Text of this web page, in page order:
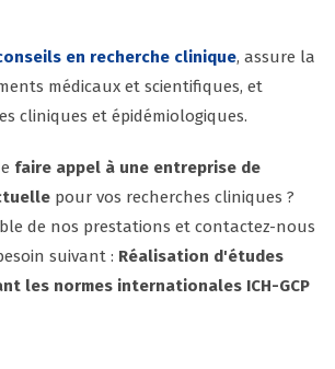
en recherche clinique, assure la
médicaux et scientifiques, et
cliniques et épidémiologiques.
faire appel à une entreprise de
pour vos recherches cliniques ?
de nos prestations et contactez-nous
suivant : Réalisation d'études
les normes internationales ICH-GCP